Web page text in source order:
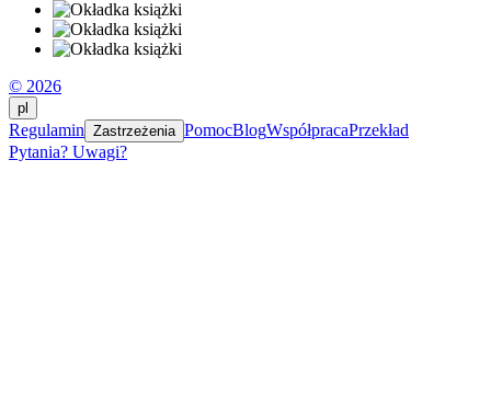
© 2026
pl
Regulamin Zastrzeżenia PomocBlogWspółpracaPrzekład
Pytania? Uwagi?